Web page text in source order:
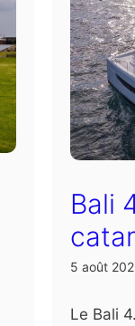
Bali
5 août
Le Bali